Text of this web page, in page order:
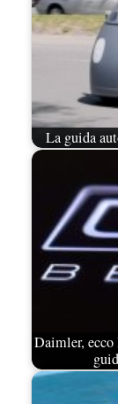
La guida
Daimler,